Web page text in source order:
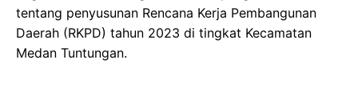
tentang penyusunan Rencana Kerja Pembangunan
Daerah (RKPD) tahun 2023 di tingkat Kecamatan
Medan Tuntungan.